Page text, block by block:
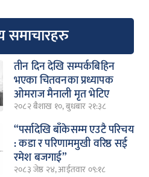
समाचारहरु
तीन दिन देखि सम्पर्कबिहिन
भएका चितवनका प्रध्यापक
ओमराज मैनाली मृत भेटिए
२०८२ बैशाख १०, बुधबार २१:३८
“पर्सादेखि बाँकेसम्म एउटै परिचय
: कडा र परिणाममुखी वरिष्ठ सई
रमेश बजगाई”
२०८३ जेष्ठ २४, आईतवार ०९:१८